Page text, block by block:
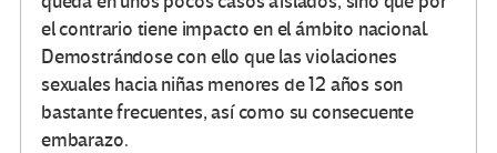
el contrario tiene impacto en el ámbito nacional.
Demostrándose con ello que las violaciones
sexuales hacia niñas menores de 12 años son
bastante frecuentes, así como su consecuente
embarazo.